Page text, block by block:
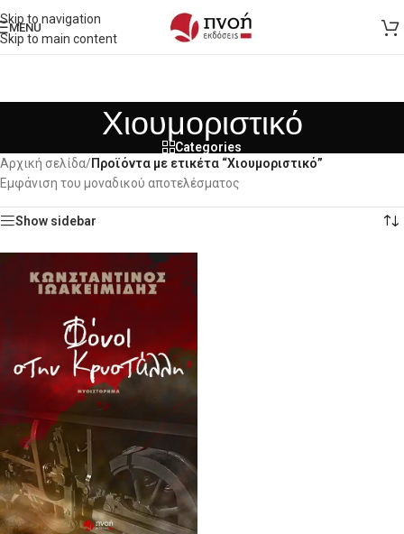
Skip to navigation
Skip to main content
MENU
Χιουμοριστικό
Categories
Αρχική σελίδα/Προϊόντα με ετικέτα “Χιουμοριστικό”
Εμφάνιση του μοναδικού αποτελέσματος
Show sidebar